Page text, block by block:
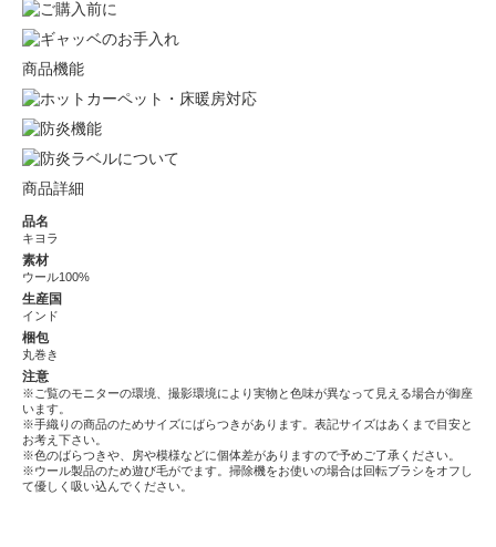
商品機能
商品詳細
品名
キヨラ
素材
ウール100%
生産国
インド
梱包
丸巻き
注意
※ご覧のモニターの環境、撮影環境により実物と色味が異なって見える場合が御座
います。
※手織りの商品のためサイズにばらつきがあります。表記サイズはあくまで目安と
お考え下さい。
※色のばらつきや、房や模様などに個体差がありますので予めご了承ください。
※ウール製品のため遊び毛がでます。掃除機をお使いの場合は回転ブラシをオフし
て優しく吸い込んでください。